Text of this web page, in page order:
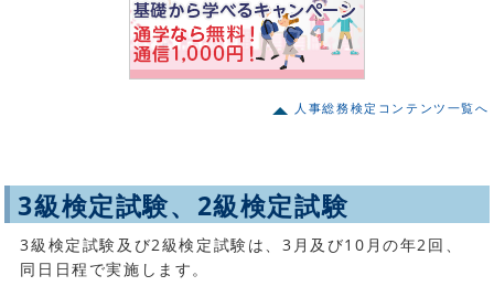
人事総務検定コンテンツ一覧へ
3級検定試験、2級検定試験
3級検定試験及び2級検定試験は、3月及び10月の年2回、
同日日程で実施します。